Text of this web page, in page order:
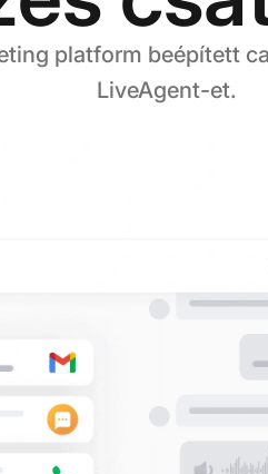
platform beépített
LiveAgent-et.